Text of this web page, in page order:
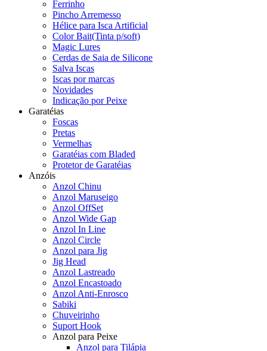
Ferrinho
Pincho Arremesso
Hélice para Isca Artificial
Color Bait(Tinta p/soft)
Magic Lures
Cerdas de Saia de Silicone
Salva Iscas
Iscas por marcas
Novidades
Indicação por Peixe
Garatéias
Foscas
Pretas
Vermelhas
Garatéias com Bladed
Protetor de Garatéias
Anzóis
Anzol Chinu
Anzol Maruseigo
Anzol OffSet
Anzol Wide Gap
Anzol In Line
Anzol Circle
Anzol para Jig
Jig Head
Anzol Lastreado
Anzol Encastoado
Anzol Anti-Enrosco
Sabiki
Chuveirinho
Suport Hook
Anzol para Peixe
Anzol para Tilápia